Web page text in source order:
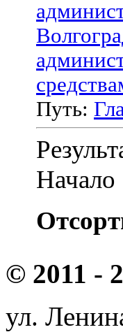
Путь:
Начало
© 2011 -
ул.